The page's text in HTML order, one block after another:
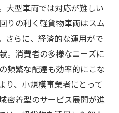
大型車両では対応が難しい
りの利く軽貨物車両はスム
さらに、経済的な運用がで
。消費者の多様なニーズに
頻繁な配達も効率的にこな
り、小規模事業者にとって
密着型のサービス展開が進